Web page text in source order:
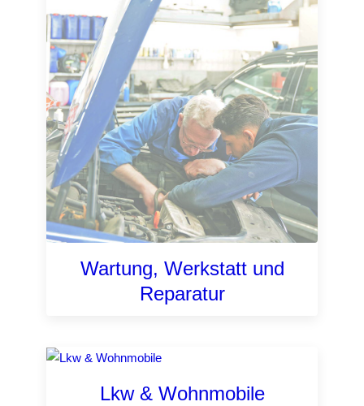
Wartung, Werkstatt und
Reparatur
Lkw & Wohnmobile